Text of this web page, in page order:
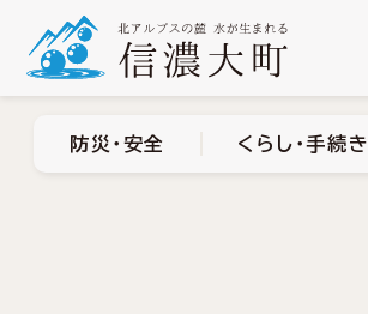
防災・安全 くらし・手続き